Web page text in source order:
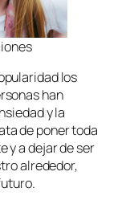
los
han
y la
de poner toda
y a dejar de ser
alrededor,